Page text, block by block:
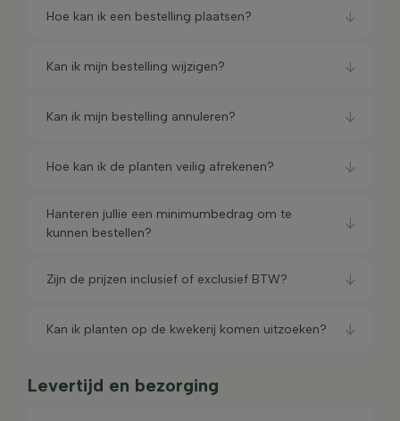
Hoe kan ik een bestelling plaatsen?
Kan ik mijn bestelling wijzigen?
Kan ik mijn bestelling annuleren?
Hoe kan ik de planten veilig afrekenen?
Hanteren jullie een minimumbedrag om te
kunnen bestellen?
Zijn de prijzen inclusief of exclusief BTW?
Kan ik planten op de kwekerij komen uitzoeken?
Levertijd en bezorging